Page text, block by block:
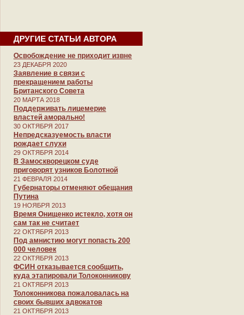
ДРУГИЕ СТАТЬИ АВТОРА
Освобождение не приходит извне
23 ДЕКАБРЯ 2020
Заявление в связи с
прекращением работы
Британского Совета
20 МАРТА 2018
Поддерживать лицемерие
властей аморально!
30 ОКТЯБРЯ 2017
Непредсказуемость власти
рождает слухи
29 ОКТЯБРЯ 2014
В Замоскворецком суде
приговорят узников Болотной
21 ФЕВРАЛЯ 2014
Губернаторы отменяют обещания
Путина
19 НОЯБРЯ 2013
Время Онищенко истекло, хотя он
сам так не считает
22 ОКТЯБРЯ 2013
Под амнистию могут попасть 200
000 человек
22 ОКТЯБРЯ 2013
ФСИН отказывается сообщить,
куда этапировали Толоконникову
21 ОКТЯБРЯ 2013
Толоконникова пожаловалась на
своих бывших адвокатов
21 ОКТЯБРЯ 2013